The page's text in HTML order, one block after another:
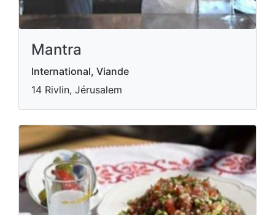
Mantra
International, Viande
14 Rivlin, Jérusalem